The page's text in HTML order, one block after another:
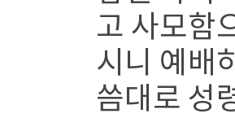
고 사모함
시니 예배
씀대로 성